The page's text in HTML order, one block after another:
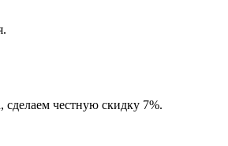
сделаем честную скидку 7%.